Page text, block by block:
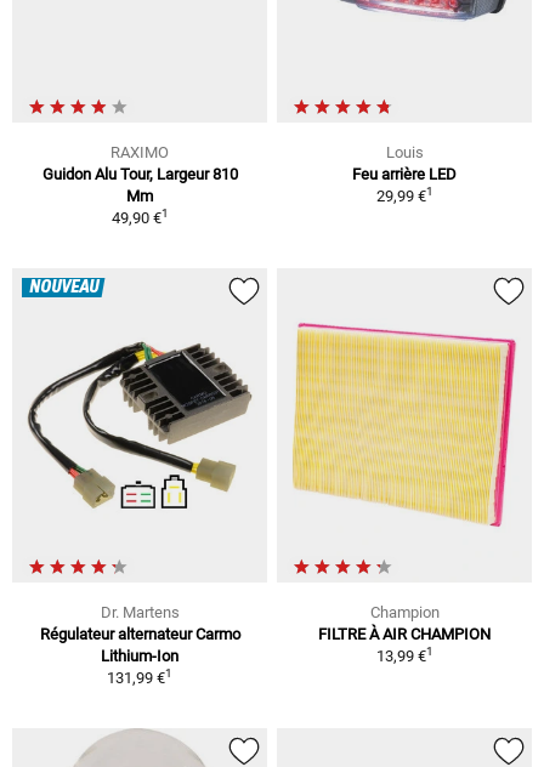
RAXIMO
Guidon Alu Tour, Largeur 810
Mm
49,90 €1
Louis
Feu arrière LED
29,99 €1
NOUVEAU
Dr. Martens
Régulateur alternateur Carmo
Lithium-Ion
131,99 €1
Champion
FILTRE À AIR CHAMPION
13,99 €1